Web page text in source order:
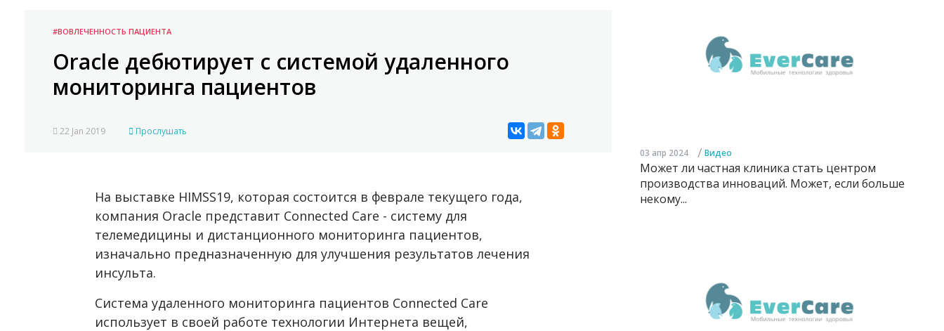
#ВОВЛЕЧЕННОСТЬ ПАЦИЕНТА
Oracle дебютирует с системой удаленного
мониторинга пациентов
22 Jan 2019 Прослушать
На выставке HIMSS19, которая состоится в феврале текущего года,
компания Oracle представит Connected Care - систему для
телемедицины и дистанционного мониторинга пациентов,
изначально предназначенную для улучшения результатов лечения
инсульта.
Система удаленного мониторинга пациентов Connected Care
использует в своей работе технологии Интернета вещей,
03 апр 2024 / Видео
Может ли частная клиника стать центром
производства инноваций. Может, если больше
некому...